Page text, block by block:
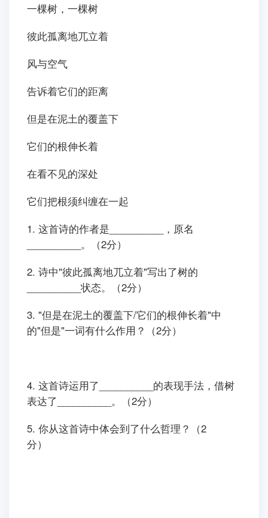
一棵树，一棵树
彼此孤离地兀立着
风与空气
告诉着它们的距离
但是在泥土的覆盖下
它们的根伸长着
在看不见的深处
它们把根须纠缠在一起
1. 这首诗的作者是__________，原名
__________。（2分）
2. 诗中"彼此孤离地兀立着"写出了树的
__________状态。（2分）
3. "但是在泥土的覆盖下/它们的根伸长着"中
的"但是"一词有什么作用？（2分）
4. 这首诗运用了__________的表现手法，借树
表达了__________。（2分）
5. 你从这首诗中体会到了什么哲理？（2
分）